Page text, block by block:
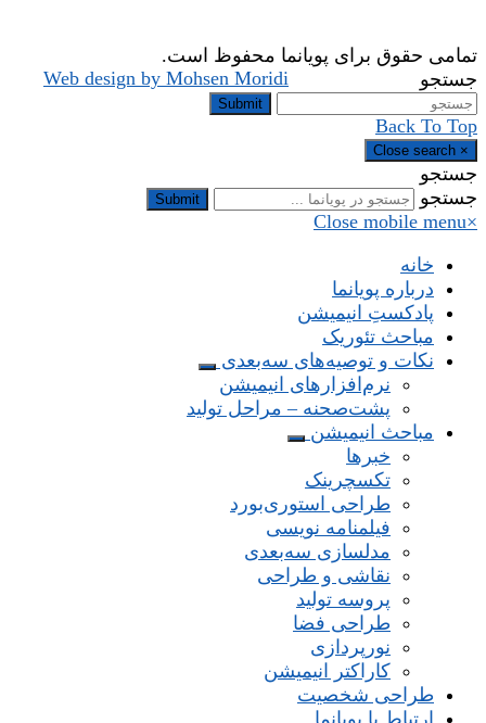
تمامی حقوق برای پویانما محفوظ است.
Web design by Mohsen Moridi
جستجو
Submit
Back To Top
×
Close search
جستجو
جستجو
Submit
×
Close mobile menu
خانه
درباره پویانما
پادکستِ انیمیشن
مباحث تئوریک
نکات و توصیه‌های‌ سه‌بعدی
نرم‌افزارهای انیمیشن
پشت‌صحنه – مراحل تولید
مباحث انیمیشن
خبرها
تکسچرینک
طراحی استوری‌بورد
فیلمنامه نویسی
مدلسازی سه‌بعدی
نقاشی و طراحی
پروسه تولید
طراحی فضا
نورپردازی
کاراکتر انیمیشن
طراحی شخصیت